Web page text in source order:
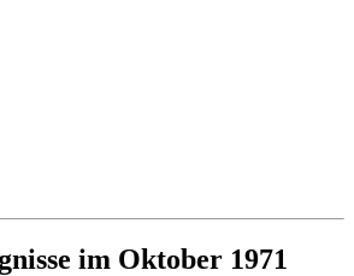
im Oktober 1971